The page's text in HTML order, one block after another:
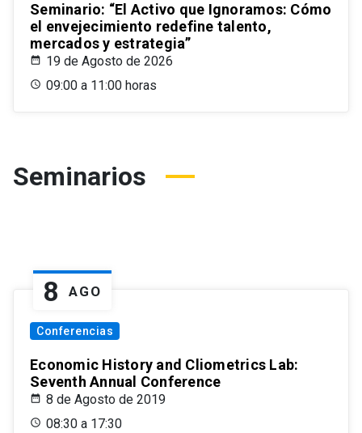
Seminario: “El Activo que Ignoramos: Cómo
el envejecimiento redefine talento,
mercados y estrategia”
19 de Agosto de 2026
09:00 a 11:00 horas
Seminarios
8 AGO
Conferencias
Economic History and Cliometrics Lab:
Seventh Annual Conference
8 de Agosto de 2019
08:30 a 17:30